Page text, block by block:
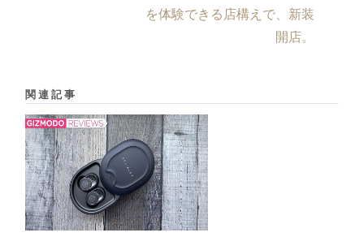
を体験できる店構えで、新装
開店。
関連記事